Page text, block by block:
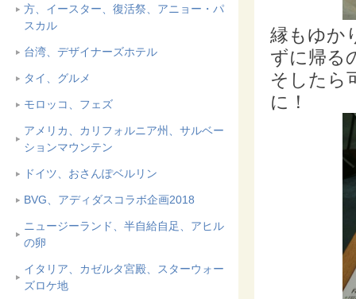
方、イースター、復活祭、アニョー・パ
スカル
台湾、デザイナーズホテル
タイ、グルメ
モロッコ、フェズ
アメリカ、カリフォルニア州、サルベー
ションマウンテン
ドイツ、おさんぽベルリン
BVG、アディダスコラボ企画2018
ニュージーランド、半自給自足、アヒル
の卵
イタリア、カゼルタ宮殿、スターウォー
ズロケ地
縁もゆか
ずに帰る
そしたら
に！